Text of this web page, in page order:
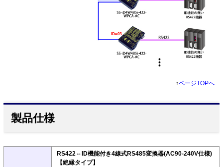
↑ページTOPへ
製品仕様
RS422⇔ID機能付き4線式RS485変換器(AC90-240V仕様)
【絶縁タイプ】